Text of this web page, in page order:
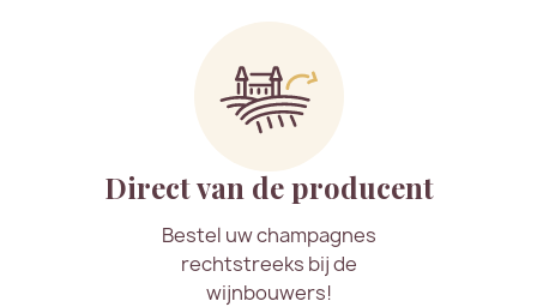
Direct van de producent
Bestel uw champagnes
rechtstreeks bij de
wijnbouwers!